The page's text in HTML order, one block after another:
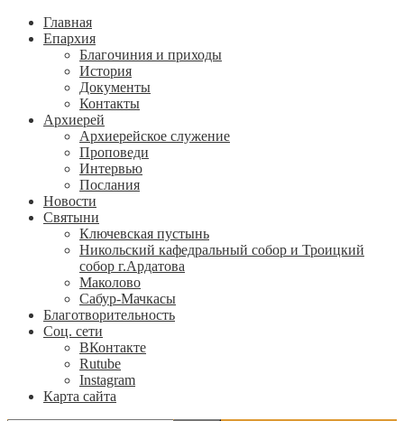
Главная
Епархия
Благочиния и приходы
История
Документы
Контакты
Архиерей
Архиерейское служение
Проповеди
Интервью
Послания
Новости
Святыни
Ключевская пустынь
Никольский кафедральный собор и Троицкий
собор г.Ардатова
Маколово
Сабур-Мачкасы
Благотворительность
Соц. сети
ВКонтакте
Rutube
Instagram
Карта сайта